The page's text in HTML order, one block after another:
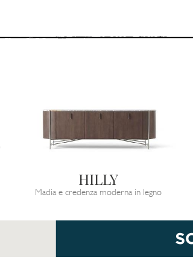
HILLY
Madia e credenza moderna in legno